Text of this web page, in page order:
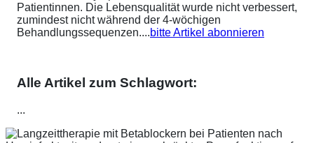
Patientinnen. Die Lebensqualität wurde nicht verbessert,
zumindest nicht während der 4-wöchigen
Behandlungssequenzen....bitte Artikel abonnieren
Alle Artikel zum Schlagwort:
...